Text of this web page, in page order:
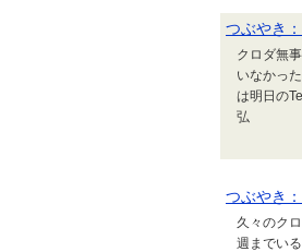
つぶやき
クロダ無
いなかっ
は明日の
弘
つぶやき
久々のク
週までい